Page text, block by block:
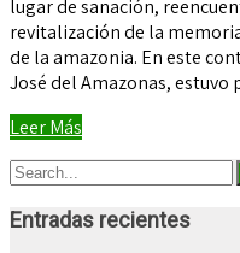
lugar de sanación,
revitalización de la
de la amazonia. En este
José del Amazonas,
Leer Más
Entradas recientes